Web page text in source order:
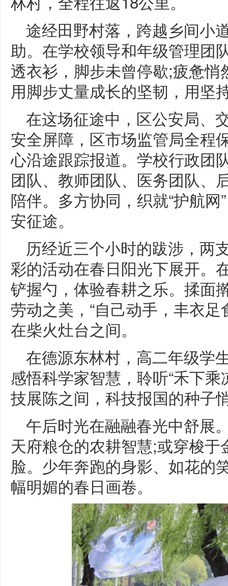
途经田野村落，跨越乡间小
助。在学校领导和年级管理团
透衣衫，脚步未曾停歇;疲惫
用脚步丈量成长的坚韧，用坚
在这场征途中，区公安局、
安全屏障，区市场监管局全程
心沿途跟踪报道。学校行政团
团队、教师团队、医务团队、
陪伴。多方协同，织就“护航
安征途。
历经近三个小时的跋涉，两
彩的活动在春日阳光下展开。
铲握勺，体验春耕之乐。揉面
劳动之美，“自己动手，丰衣
在柴火灶台之间。
在德源东林村，高二年级学
感悟科学家智慧，聆听“禾下
技展陈之间，科技报国的种子
午后时光在融融春光中舒展
天府粮仓的农耕智慧;或穿梭
脸。少年奔跑的身影、如花的
幅明媚的春日画卷。